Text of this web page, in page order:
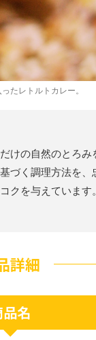
たレトルトカレー。
けの自然のとろみ
づく調理方法を
クを与えていま
詳細
品名